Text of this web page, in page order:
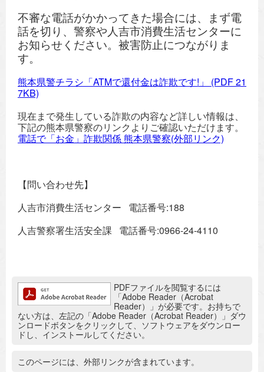
不審な電話がかかってきた場合には、まず電
話を切り、警察や人吉市消費生活センターに
お知らせください。被害防止につながりま
す。
熊本県警チラシ「ATMで還付金は詐欺です!」
(PDF 21
7KB)
現在まで発生している詐欺の内容など詳しい情報は、
下記の熊本県警察のリンクよりご確認いただけます。
電話で「お金」詐欺関係 熊本県警察(外部リンク)
【問い合わせ先】
人吉市消費生活センター 電話番号:188
人吉警察署生活安全課 電話番号:0966-24-4110
追加情報：PDFファイルPDFファイルを閲覧するには
「Adobe Reader（Acrobat
Reader）」が必要です。お持ちで
ない方は、左記の「Adobe Reader（Acrobat Reader）」ダウ
ンロードボタンをクリックして、ソフトウェアをダウンロー
ドし、インストールしてください。
追加情報：外部リンク
このページには、外部リンクが含まれています。